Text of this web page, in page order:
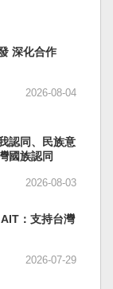
政府主席藍
國證監會
、前浙江
王祥喜、前
務副主任
河北黨書記
聲與紐約
平台被登錄
）
深化合作
2026-08-04
認同、民族意
國族認同
2026-08-03
：支持台灣
2026-07-29